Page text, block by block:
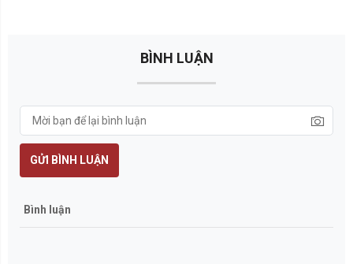
BÌNH LUẬN
GỬI BÌNH LUẬN
Bình luận